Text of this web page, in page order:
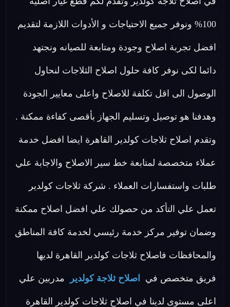
100% ونوفر جميع الاحتياجات و الأدوات اللازمة لتقديم
افضل تجربة اصلاح وجودة ومتابعة للصيانه ونجتهد
دائما لكى نوفر كافة حلول اصلاح الثلاجات لنحاول
الوصول الى اقل تكلفة للاصلاح واعلى معايير الجودة
وهدفنا هو توصيل وتسليم الجهاز بأقصى كفاءة ممكنة .
وتقدم اصلاح ثلاجات كولدير القاهرة ايضا افضل خدمة
عملاء متخصصة لمتابعة خط سير الاصلاح والاجابة علي
طلبات واستفسارات العملاء . شركة ثلاجات كولدير
تعمل علي التأكد من حصولك علي افضل اصلاح ممكنة
وضمان توفير مركز خدمة رئيسي لخدمة كافة المناطق
والمحافظات فاصلاح ثلاجات كولدير القاهرة لديها
فريق متخصص في اصلاح ثلاجة كولدير مدربين علي
اعلى مستوى لدينا في اصلاح ثلاجات كولدير القاهرة